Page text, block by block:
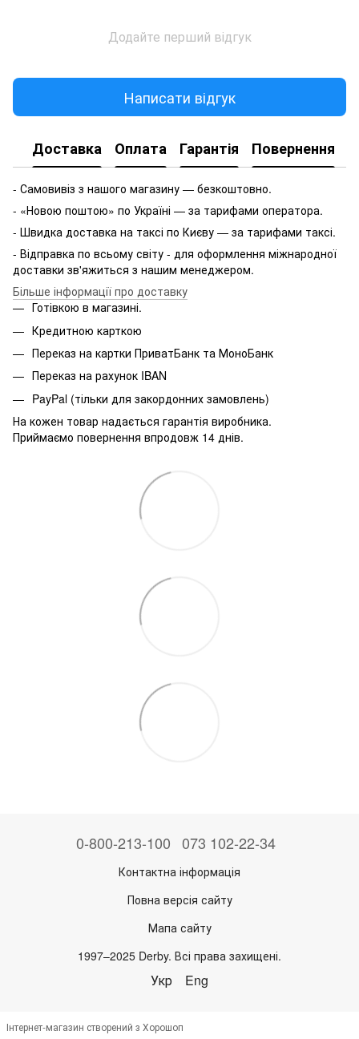
Додайте перший відгук
Написати відгук
Доставка Оплата Гарантія Повернення
- Самовивіз з нашого магазину — безкоштовно.
- «Новою поштою» по Україні — за тарифами оператора.
- Швидка доставка на таксі по Києву — за тарифами таксі.
- Відправка по всьому світу - для оформлення міжнародної
доставки зв'яжиться з нашим менеджером.
Більше інформації про доставку
Готівкою в магазині.
Кредитною карткою
Переказ на картки ПриватБанк та МоноБанк
Переказ на рахунок IBAN
PayPal (тільки для закордонних замовлень)
На кожен товар надається гарантія виробника.
Приймаємо повернення впродовж 14 днів.
0-800-213-100 073 102-22-34
Контактна інформація
Повна версія сайту
Мапа сайту
1997–2025 Derby. Всі права захищені.
Укр Eng
Інтернет-магазин створений з Хорошоп